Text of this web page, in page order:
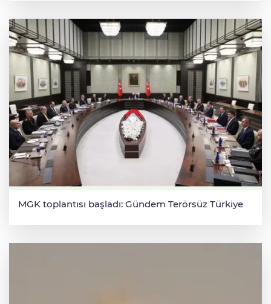
MGK toplantısı başladı: Gündem Terörsüz Türkiye